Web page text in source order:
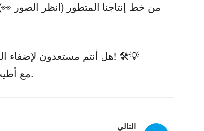
من خط إنتاجنا المتطور (انظر
هل أنتم مستعدون لإضفاء البهجة على شوارعكم؟ راسلونا للحصول على عرض سعر مُخصّص! 🛠️💡
مع أطيب التحيات، شركة شنتشن ليدراي للإلكترونيات الضوئية المحدودة.
التالي